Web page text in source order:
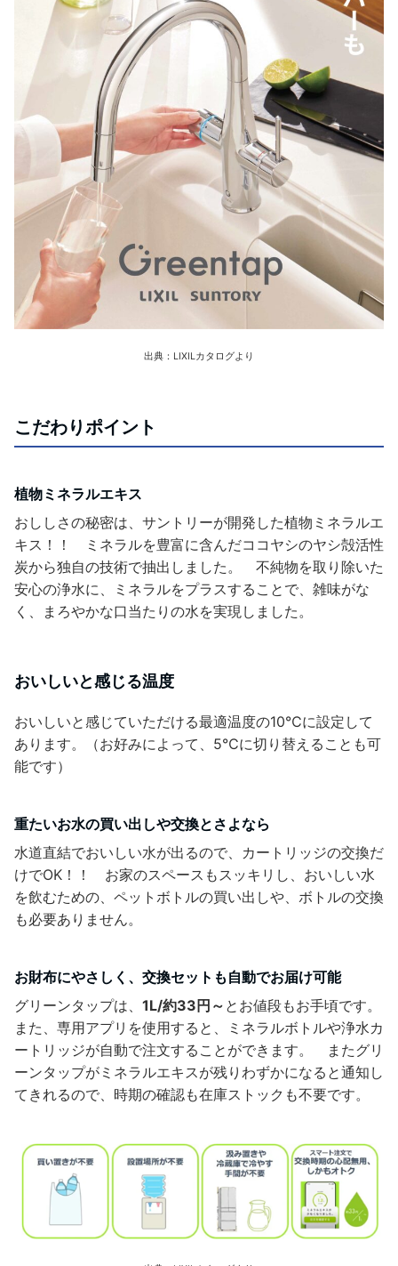
出典：LIXILカタログより
こだわりポイント
植物ミネラルエキス
おししさの秘密は、サントリーが開発した植物ミネラルエ
キス！！ ミネラルを豊富に含んだココヤシのヤシ殻活性
炭から独自の技術で抽出しました。 不純物を取り除いた
安心の浄水に、ミネラルをプラスすることで、雑味がな
く、まろやかな口当たりの水を実現しました。
おいしいと感じる温度
おいしいと感じていただける最適温度の10℃に設定して
あります。（お好みによって、5℃に切り替えることも可
能です）
重たいお水の買い出しや交換とさよなら
水道直結でおいしい水が出るので、カートリッジの交換だ
けでOK！！ お家のスペースもスッキリし、おいしい水
を飲むための、ペットボトルの買い出しや、ボトルの交換
も必要ありません。
お財布にやさしく、交換セットも自動でお届け可能
グリーンタップは、 1L/約33円～ とお値段もお手頃です。
また、専用アプリを使用すると、ミネラルボトルや浄水カ
ートリッジが自動で注文することができます。 またグリ
ーンタップがミネラルエキスが残りわずかになると通知し
てきれるので、時期の確認も在庫ストックも不要です。